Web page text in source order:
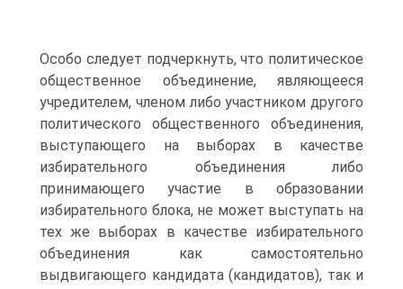
Особо следует подчеркнуть, что политическое
общественное объединение, являющееся
учредителем, членом либо участником другого
политического общественного объединения,
выступающего на выборах в качестве
избирательного объединения либо
принимающего участие в образовании
избирательного блока, не может выступать на
тех же выборах в качестве избирательного
объединения как самостоятельно
выдвигающего кандидата (кандидатов), так и